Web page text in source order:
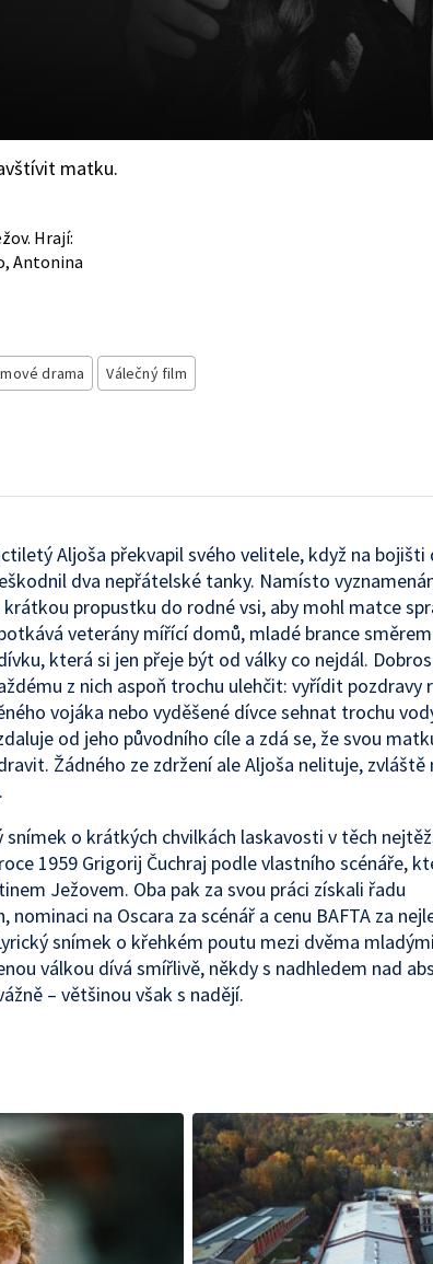
matku.
Hrají:
Antonina
drama Válečný film
Aljoša překvapil svého velitele, když na bojišti
dva nepřátelské tanky. Namísto
propustku do rodné vsi, aby mohl matce
veterány mířící domů, mladé brance
která si jen přeje být od války co nejdál.
z nich aspoň trochu ulehčit: vyřídit pozdravy
vojáka nebo vyděšené dívce sehnat trochu
od jeho původního cíle a zdá se, že svou
Žádného ze zdržení ale Aljoša nelituje, zvláště
snímek o krátkých chvilkách laskavosti v těch
1959 Grigorij Čuchraj podle vlastního scénáře,
Ježovem. Oba pak za svou práci získali řadu
nominaci na Oscara za scénář a cenu BAFTA za
snímek o křehkém poutu mezi dvěma
válkou dívá smířlivě, někdy s nadhledem nad
– většinou však s nadějí.